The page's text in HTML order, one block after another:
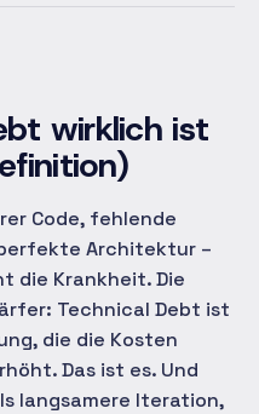
wirklich ist
Code, fehlende
Architektur –
die Krankheit. Die
Technical Debt ist
die die Kosten
Das ist es. Und
langsamere Iteration,